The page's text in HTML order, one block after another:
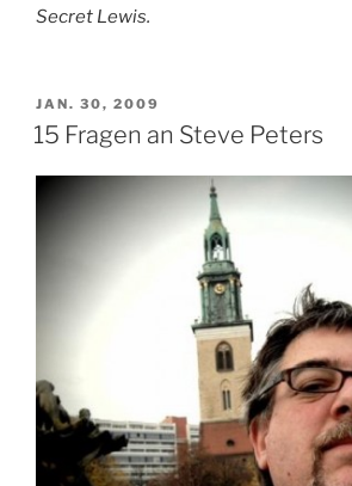
Secret Lewis.
VERÖFFENTLICHT
AM
JAN. 30, 2009
15 Fragen an Steve Peters